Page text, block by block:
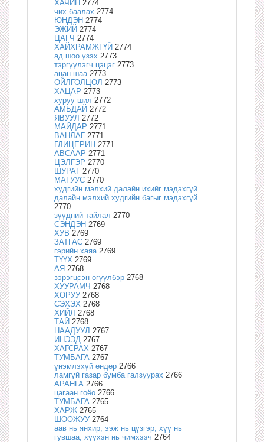
ХАЧИН 2774
чих баалах 2774
ЮНДЭН 2774
ЭЖИЙ 2774
ЦАГЧ 2774
ХАЙХРАМЖГҮЙ 2774
ад шоо үзэх 2773
тэргүүлэгч цэцэг 2773
ацан шаа 2773
ОЙЛГОЛЦОЛ 2773
ХАЦАР 2773
хуруу шил 2772
АМЬДАЙ 2772
ЯВУУЛ 2772
МАЙДАР 2771
ВАНЛАГ 2771
ГЛИЦЕРИН 2771
АВСААР 2771
ЦЭЛГЭР 2770
ШУРАГ 2770
МАГУУС 2770
худгийн мэлхий далайн ихийг мэдэхгүй
далайн мэлхий худгийн багыг мэдэхгүй
2770
зүүдний тайлал 2770
СЭНДЭН 2769
ХУВ 2769
ЗАТГАС 2769
гэрийн хаяа 2769
ТҮҮХ 2769
АЯ 2768
зэрэгцсэн өгүүлбэр 2768
ХУУРАМЧ 2768
ХОРУУ 2768
СЭХЭХ 2768
ХИЙЛ 2768
ТАЙ 2768
НААДУУЛ 2767
ИНЭЭД 2767
ХАГСРАХ 2767
ТУМБАГА 2767
үнэмлэхүй өндөр 2766
ламгүй газар бумба галзуурах 2766
АРАНГА 2766
цагаан гоёо 2766
ТУМБАГА 2765
ХАРЖ 2765
ШООЖУУ 2764
аав нь янхир, ээж нь цүзгэр, хүү нь
гувшаа, хүүхэн нь чимхээч 2764